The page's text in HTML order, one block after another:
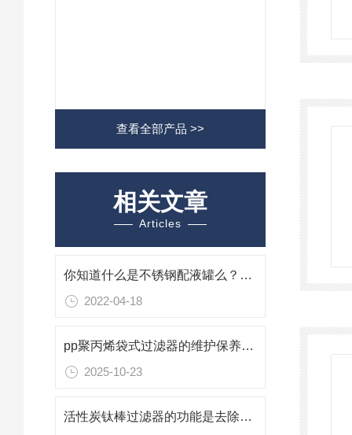
查看全部产品 >>
相关文章
Articles
你知道什么是不锈钢配液罐么？本篇告诉你
2022-04-18
pp聚丙烯袋式过滤器的维护保养说明
2025-10-23
活性炭钛棒过滤器的功能是去除高分子有机物，氧化铁和残留氯